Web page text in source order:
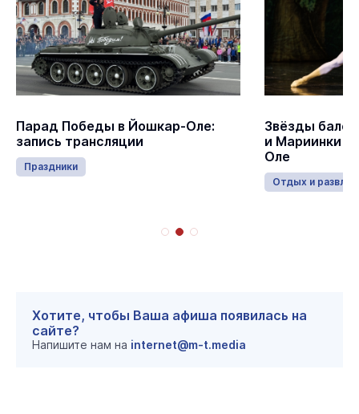
Парад Победы в Йошкар-Оле:
запись трансляции
Праздники
Звёзды
и Мариинки
Оле
Отдых и
Хотите, чтобы Ваша афиша появилась на
сайте?
Напишите нам на internet@m-t.media